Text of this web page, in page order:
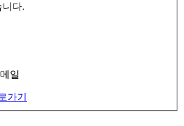
다.
일
가기